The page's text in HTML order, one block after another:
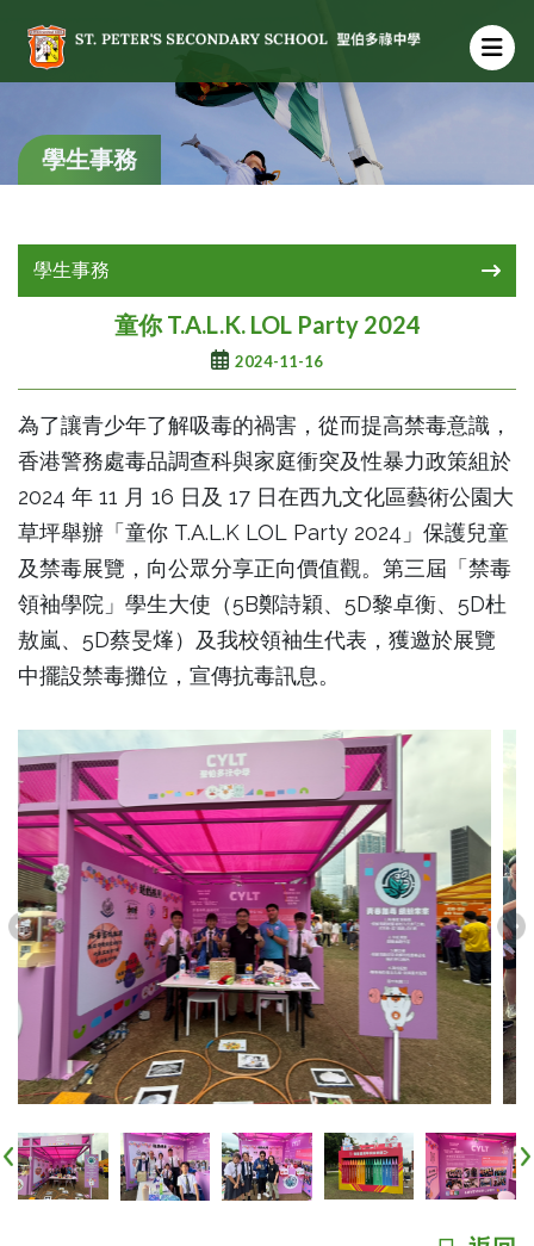
學生事務
學生事務
童你 T.A.L.K. LOL Party 2024
2024-11-16
為了讓青少年了解吸毒的禍害，從而提高禁毒意識，
香港警務處毒品調查科與家庭衝突及性暴力政策組於
2024 年 11 月 16 日及 17 日在西九文化區藝術公園大
草坪舉辦「童你 T.A.L.K LOL Party 2024」保護兒童
及禁毒展覽，向公眾分享正向價值觀。第三屆「 禁毒
領袖學院」學生大使（5B鄭詩穎、5D黎卓衡、5D杜
敖嵐、 5D蔡旻㷨）及我校領袖生代表，獲邀於展覽
中擺設禁毒攤位， 宣傳抗毒訊息。